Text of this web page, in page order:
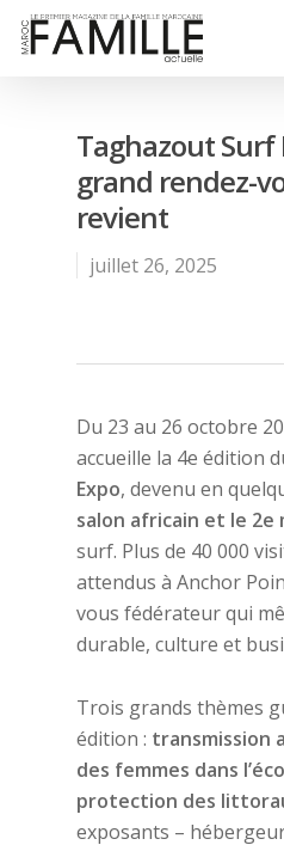
Taghazout Surf
grand rendez-
revient
juillet 26, 2025
Du 23 au 26 octobre
accueille la 4e édition
Expo, devenu en
salon africain et le 2e
surf. Plus de 40 000
attendus à Anchor
vous fédérateur qui
durable, culture et
Trois grands thèmes
édition : transmission
des femmes dans
protection des
exposants –